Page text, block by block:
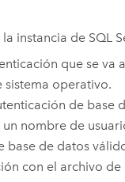
instancia de SQL
que se va
sistema operativo.
de base
nombre de
base de datos
con el archivo de